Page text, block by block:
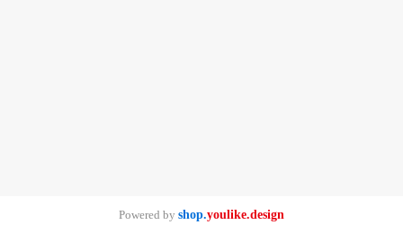
Powered by shop.youlike.design